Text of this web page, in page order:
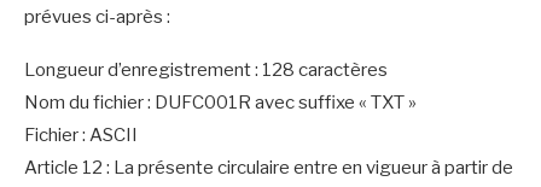
prévues ci-après :
Longueur d’enregistrement : 128 caractères
Nom du fichier : DUFC001R avec suffixe « TXT »
Fichier : ASCII
Article 12 : La présente circulaire entre en vigueur à partir de